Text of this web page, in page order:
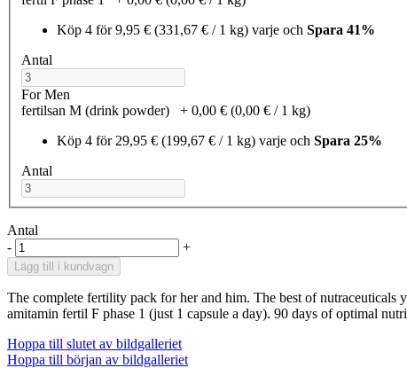
Köp 4 för9,95 € (331,67 €­ / 1 kg) varje och Spara 41%
Antal
For Men
fertilsan M (drink powder)
+ 0,00 € (0,00 €­ / 1 kg)
Köp 4 för 29,95 € (199,67 €­ / 1 kg) varje och Spara 25%
Antal
Antal
-
+
Lägg till i kundvagn
The complete fertility pack for her and him. The best of nutraceuticals
amitamin fertil F phase 1 (just 1 capsule a day). 90 days of optimal
Hoppa till slutet av bildgalleriet
Hoppa till början av bildgalleriet